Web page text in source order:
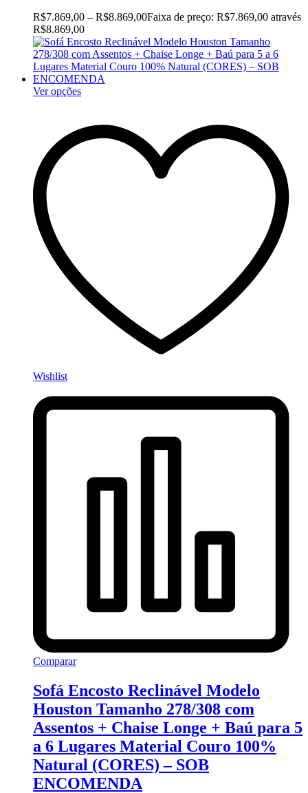
R$7.869,00 – R$8.869,00Faixa de preço: R$7.869,00 através
R$8.869,00
Ver opções
Wishlist
Comparar
Sofá Encosto Reclinável Modelo
Houston Tamanho 278/308 com
Assentos + Chaise Longe + Baú para 5
a 6 Lugares Material Couro 100%
Natural (CORES) – SOB
ENCOMENDA